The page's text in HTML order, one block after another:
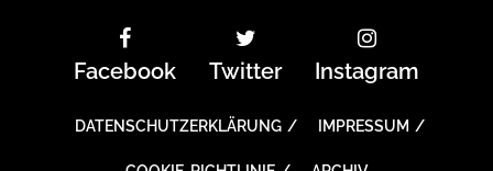
Facebook Twitter Instagram
DATENSCHUTZERKLÄRUNG IMPRESSUM